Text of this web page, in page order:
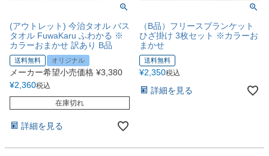
(アウトレット) 今治タオル バス
タオル FuwaKaru ふわかる ※
カラーおまかせ 訳あり B品
送料無料 オリジナル
メーカー希望小売価格 ¥3,380
¥2,360税込
在庫切れ
詳細を見る
（B品）フリースブランケット
ひざ掛け 3枚セット ※カラーお
まかせ
送料無料
¥2,350税込
詳細を見る